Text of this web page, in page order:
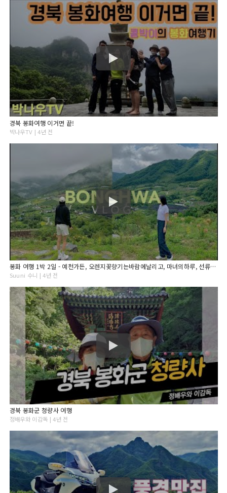
경북 봉화여행 이거면 끝!
박나우TV | 4년 전
봉화 여행 1박 2일 - 예천가든, 오렌지꽃향기는바람에날리고, 마녀의하루, 선류산장
Suuni 수니 | 4년 전
경북 봉화군 청량사 여행
정배우와 이감독 | 4년 전